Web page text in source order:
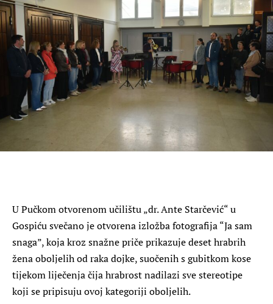
U Pučkom otvorenom učilištu „dr. Ante Starčević“ u
Gospiću svečano je otvorena izložba fotografija “Ja sam
snaga”, koja kroz snažne priče prikazuje deset hrabrih
žena oboljelih od raka dojke, suočenih s gubitkom kose
tijekom liječenja čija hrabrost nadilazi sve stereotipe
koji se pripisuju ovoj kategoriji oboljelih.